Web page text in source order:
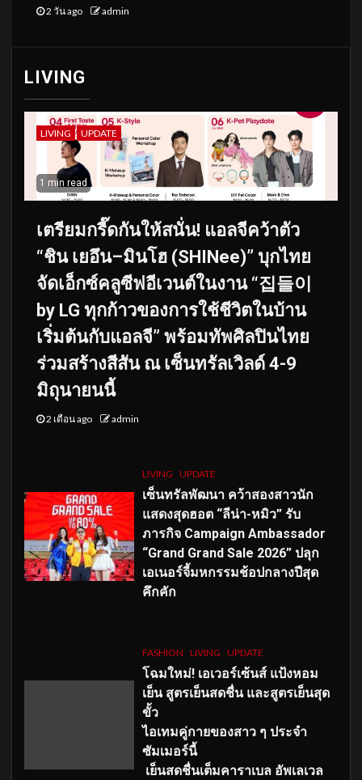
2 วัน ago admin
LIVING
LIVING UPDATE
1 min read
เตรียมกรี๊ดกันให้สนั่น! แอลจีคว้าตัว
“ชิน เยอึน–มินโฮ (SHINee)” บุกไทย
จัดเอ็กซ์คลูซีฟอีเวนต์ในงาน “집들이
by LG ทุกก้าวของการใช้ชีวิตในบ้าน
เริ่มต้นกับแอลจี” พร้อมทัพศิลปินไทย
ร่วมสร้างสีสัน ณ เซ็นทรัลเวิลด์ 4-9
มิถุนายนนี้
2 เดือน ago admin
LIVING UPDATE
เซ็นทรัลพัฒนา คว้าสองสาวนัก
แสดงสุดฮอต “ลีน่า-หมิว” รับ
ภารกิจ Campaign Ambassador
“Grand Grand Sale 2026” ปลุก
เอเนอร์จี้มหกรรมช้อปกลางปีสุด
คึกคัก
FASHION LIVING UPDATE
โฉมใหม่! เอเวอร์เซ้นส์ แป้งหอม
เย็น สูตรเย็นสดชื่น และสูตรเย็นสุด
ขั้ว
ไอเทมคู่กายของสาว ๆ ประจำ
ซัมเมอร์นี้
เย็นสดชื่นเต็มคาราเบล อัพเลเวล